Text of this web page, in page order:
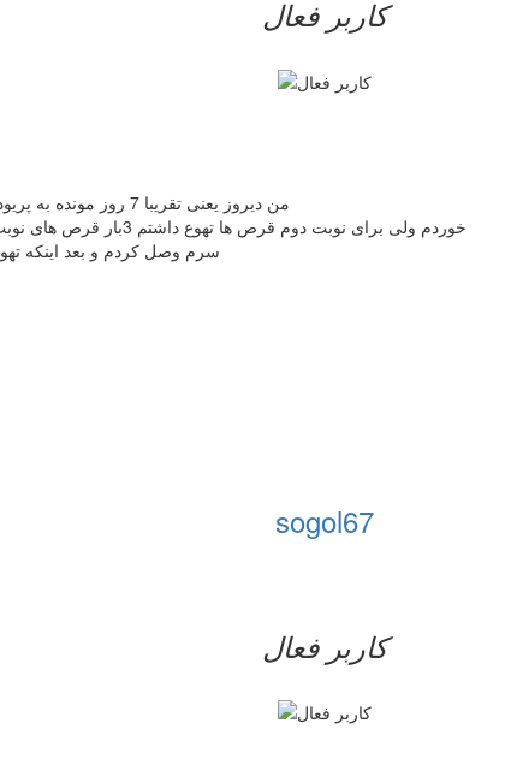
کاربر فعال
من دیروز یعنی تقریبا 7 روز مونده به پریود بعدی (پریود تقربا نا منظم )رابطه داشتم و منی داخل ریخته شد
4ساعت بعد 2تا hd خوردم ولی برای نوبت دوم قرص ها تهوع داشتم 3بار قرص های نوبت دوم رو تکرار کردم ولی باز هم تهوع داشتم
سرم وصل کردم و بعد اینکه تهوع قطع شد یعنی 24 ساعت بعد
sogol67
کاربر فعال